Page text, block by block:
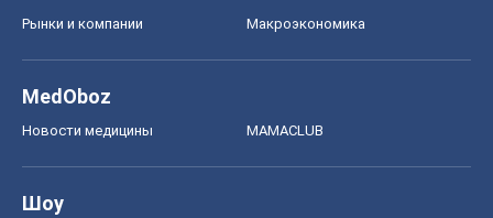
Рынки и компании Mакроэкономика
MedOboz
Новости медицины MAMACLUB
Шоу